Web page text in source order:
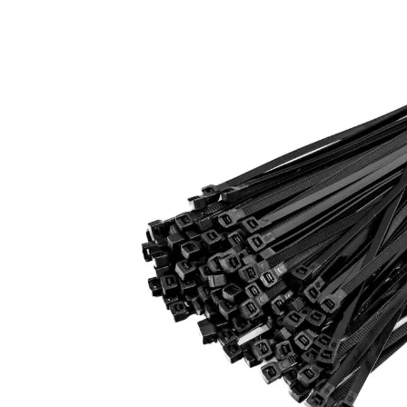
LED
LED sprayleds
LED Hal,-
voordeelpakketten
Overige